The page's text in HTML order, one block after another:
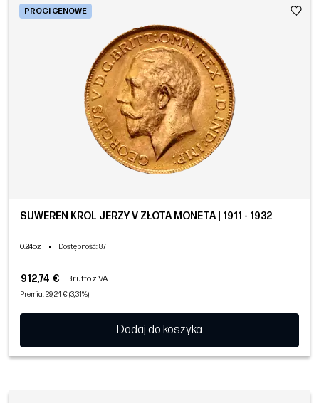
PROGI CENOWE
SUWEREN KRÓL JERZY V ZŁOTA MONETA | 1911 - 1932
0.24oz • Dostępność: 87
912,74 € Brutto z VAT
Premia: 29,24 € (3,31%)
Dodaj do koszyka